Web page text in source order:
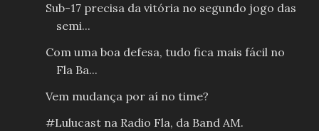
Sub-17 precisa da vitória no segundo jogo das
semi...
Com uma boa defesa, tudo fica mais fácil no
Fla Ba...
Vem mudança por aí no time?
#Lulucast na Radio Fla, da Band AM.